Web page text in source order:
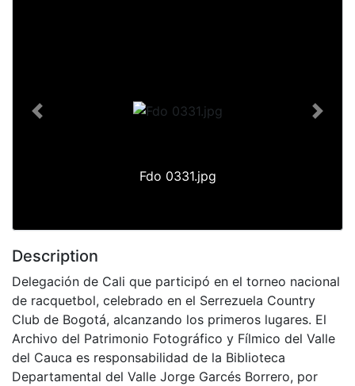
Fdo 0331.jpg
Previous Next
Description
Delegación de Cali que participó en el torneo nacional
de racquetbol, celebrado en el Serrezuela Country
Club de Bogotá, alcanzando los primeros lugares. El
Archivo del Patrimonio Fotográfico y Fílmico del Valle
del Cauca es responsabilidad de la Biblioteca
Departamental del Valle Jorge Garcés Borrero, por